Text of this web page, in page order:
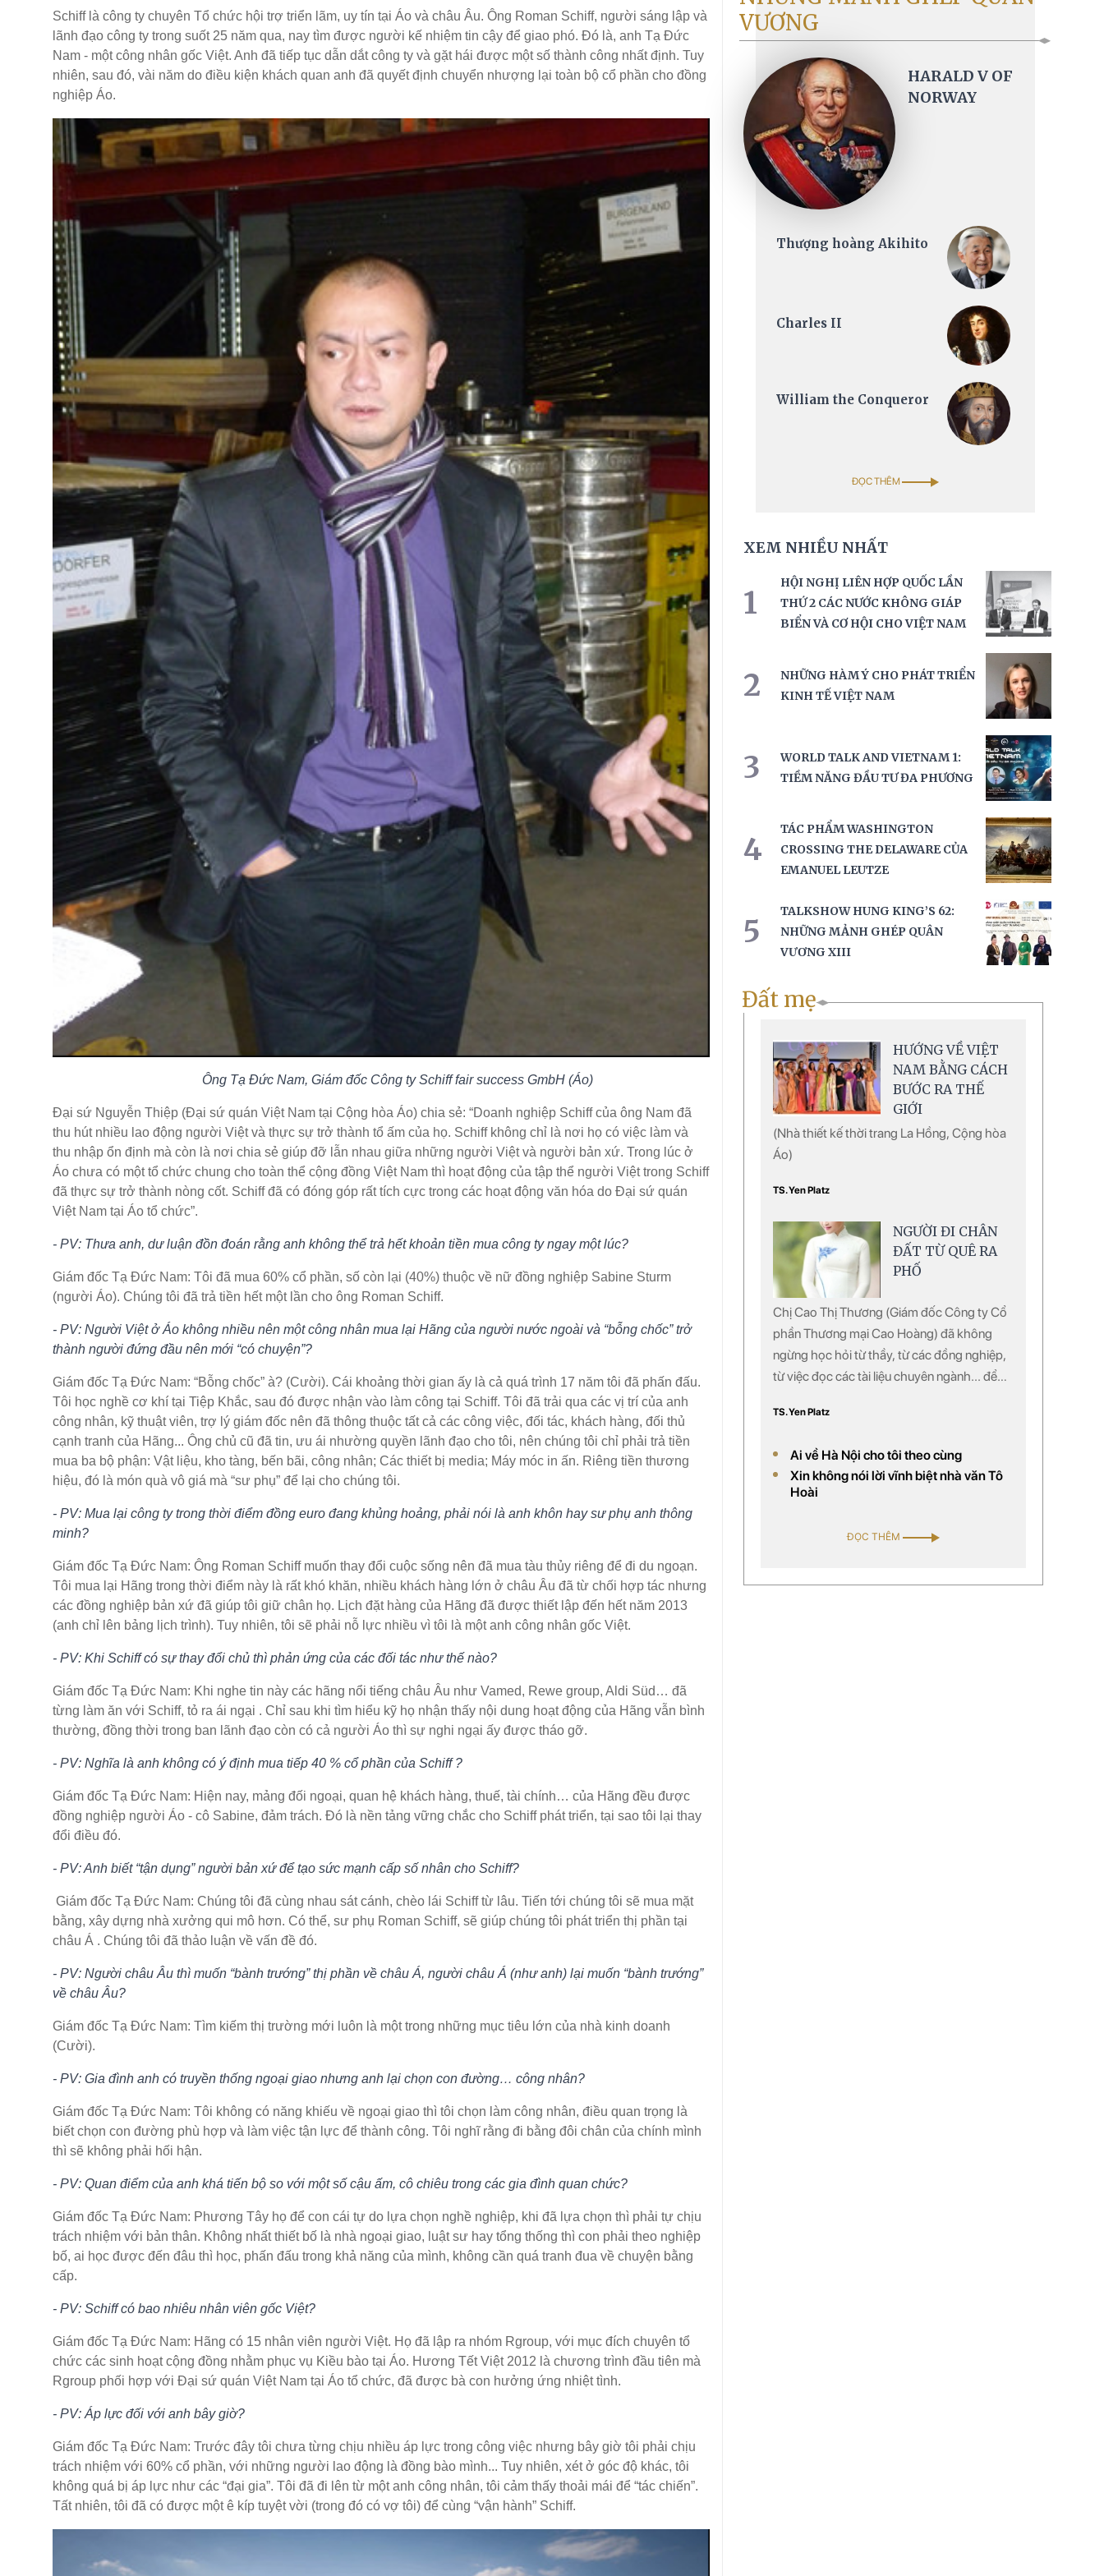
Schiff là công ty chuyên Tổ chức hội trợ triển lãm, uy tín tại Áo và châu Âu. Ông Roman Schiff, người sáng lập và
lãnh đạo công ty trong suốt 25 năm qua, nay tìm được người kế nhiệm tin cậy để giao phó. Đó là, anh Tạ Đức
Nam - một công nhân gốc Việt. Anh đã tiếp tục dẫn dắt công ty và gặt hái được một số thành công nhất định. Tuy
nhiên, sau đó, vài năm do điều kiện khách quan anh đã quyết định chuyển nhượng lại toàn bộ cổ phần cho đồng
nghiệp Áo.
Ông Tạ Đức Nam, Giám đốc Công ty Schiff fair success GmbH (Áo)
Đại sứ Nguyễn Thiệp (Đại sứ quán Việt Nam tại Cộng hòa Áo) chia sẻ: “Doanh nghiệp Schiff của ông Nam đã
thu hút nhiều lao động người Việt và thực sự trở thành tổ ấm của họ. Schiff không chỉ là nơi họ có việc làm và
thu nhập ổn định mà còn là nơi chia sẻ giúp đỡ lẫn nhau giữa những người Việt và người bản xứ. Trong lúc ở
Áo chưa có một tổ chức chung cho toàn thể cộng đồng Việt Nam thì hoạt động của tập thể người Việt trong Schiff
đã thực sự trở thành nòng cốt. Schiff đã có đóng góp rất tích cực trong các hoạt động văn hóa do Đại sứ quán
Việt Nam tại Áo tổ chức”.
- PV: Thưa anh, dư luận đồn đoán rằng anh không thể trả hết khoản tiền mua công ty ngay một lúc?
Giám đốc Tạ Đức Nam: Tôi đã mua 60% cổ phần, số còn lại (40%) thuộc về nữ đồng nghiệp Sabine Sturm
(người Áo). Chúng tôi đã trả tiền hết một lần cho ông Roman Schiff.
- PV: Người Việt ở Áo không nhiều nên một công nhân mua lại Hãng của người nước ngoài và “bỗng chốc” trở
thành người đứng đầu nên mới “có chuyện”?
Giám đốc Tạ Đức Nam: “Bỗng chốc” à? (Cười). Cái khoảng thời gian ấy là cả quá trình 17 năm tôi đã phấn đấu.
Tôi học nghề cơ khí tại Tiệp Khắc, sau đó được nhận vào làm công tại Schiff. Tôi đã trải qua các vị trí của anh
công nhân, kỹ thuật viên, trợ lý giám đốc nên đã thông thuộc tất cả các công việc, đối tác, khách hàng, đối thủ
cạnh tranh của Hãng... Ông chủ cũ đã tin, ưu ái nhường quyền lãnh đạo cho tôi, nên chúng tôi chỉ phải trả tiền
mua ba bộ phận: Vật liệu, kho tàng, bến bãi, công nhân; Các thiết bị media; Máy móc in ấn. Riêng tiền thương
hiệu, đó là món quà vô giá mà “sư phụ” để lại cho chúng tôi.
- PV: Mua lại công ty trong thời điểm đồng euro đang khủng hoảng, phải nói là anh khôn hay sư phụ anh thông
minh?
Giám đốc Tạ Đức Nam: Ông Roman Schiff muốn thay đổi cuộc sống nên đã mua tàu thủy riêng để đi du ngoạn.
Tôi mua lại Hãng trong thời điểm này là rất khó khăn, nhiều khách hàng lớn ở châu Âu đã từ chối hợp tác nhưng
các đồng nghiệp bản xứ đã giúp tôi giữ chân họ. Lịch đặt hàng của Hãng đã được thiết lập đến hết năm 2013
(anh chỉ lên bảng lịch trình). Tuy nhiên, tôi sẽ phải nỗ lực nhiều vì tôi là một anh công nhân gốc Việt.
- PV: Khi Schiff có sự thay đổi chủ thì phản ứng của các đối tác như thế nào?
Giám đốc Tạ Đức Nam: Khi nghe tin này các hãng nổi tiếng châu Âu như Vamed, Rewe group, Aldi Süd… đã
từng làm ăn với Schiff, tỏ ra ái ngại . Chỉ sau khi tìm hiểu kỹ họ nhận thấy nội dung hoạt động của Hãng vẫn bình
thường, đồng thời trong ban lãnh đạo còn có cả người Áo thì sự nghi ngại ấy được tháo gỡ.
- PV: Nghĩa là anh không có ý định mua tiếp 40 % cổ phần của Schiff ?
Giám đốc Tạ Đức Nam: Hiện nay, mảng đối ngoại, quan hệ khách hàng, thuế, tài chính… của Hãng đều được
đồng nghiệp người Áo - cô Sabine, đảm trách. Đó là nền tảng vững chắc cho Schiff phát triển, tại sao tôi lại thay
đổi điều đó.
- PV: Anh biết “tận dụng” người bản xứ để tạo sức mạnh cấp số nhân cho Schiff?
Giám đốc Tạ Đức Nam: Chúng tôi đã cùng nhau sát cánh, chèo lái Schiff từ lâu. Tiến tới chúng tôi sẽ mua mặt
bằng, xây dựng nhà xưởng qui mô hơn. Có thể, sư phụ Roman Schiff, sẽ giúp chúng tôi phát triển thị phần tại
châu Á . Chúng tôi đã thảo luận về vấn đề đó.
- PV: Người châu Âu thì muốn “bành trướng” thị phần về châu Á, người châu Á (như anh) lại muốn “bành trướng”
về châu Âu?
Giám đốc Tạ Đức Nam: Tìm kiếm thị trường mới luôn là một trong những mục tiêu lớn của nhà kinh doanh
(Cười).
- PV: Gia đình anh có truyền thống ngoại giao nhưng anh lại chọn con đường… công nhân?
Giám đốc Tạ Đức Nam: Tôi không có năng khiếu về ngoại giao thì tôi chọn làm công nhân, điều quan trọng là
biết chọn con đường phù hợp và làm việc tận lực để thành công. Tôi nghĩ rằng đi bằng đôi chân của chính mình
thì sẽ không phải hối hận.
- PV: Quan điểm của anh khá tiến bộ so với một số cậu ấm, cô chiêu trong các gia đình quan chức?
Giám đốc Tạ Đức Nam: Phương Tây họ để con cái tự do lựa chọn nghề nghiệp, khi đã lựa chọn thì phải tự chịu
trách nhiệm với bản thân. Không nhất thiết bố là nhà ngoại giao, luật sư hay tổng thống thì con phải theo nghiệp
bố, ai học được đến đâu thì học, phấn đấu trong khả năng của mình, không cần quá tranh đua về chuyện bằng
cấp.
- PV: Schiff có bao nhiêu nhân viên gốc Việt?
Giám đốc Tạ Đức Nam: Hãng có 15 nhân viên người Việt. Họ đã lập ra nhóm Rgroup, với mục đích chuyên tổ
chức các sinh hoạt cộng đồng nhằm phục vụ Kiều bào tại Áo. Hương Tết Việt 2012 là chương trình đầu tiên mà
Rgroup phối hợp với Đại sứ quán Việt Nam tại Áo tổ chức, đã được bà con hưởng ứng nhiệt tình.
- PV: Áp lực đối với anh bây giờ?
Giám đốc Tạ Đức Nam: Trước đây tôi chưa từng chịu nhiều áp lực trong công việc nhưng bây giờ tôi phải chịu
trách nhiệm với 60% cổ phần, với những người lao động là đồng bào mình... Tuy nhiên, xét ở góc độ khác, tôi
không quá bị áp lực như các “đại gia”. Tôi đã đi lên từ một anh công nhân, tôi cảm thấy thoải mái để “tác chiến”.
Tất nhiên, tôi đã có được một ê kíp tuyệt vời (trong đó có vợ tôi) để cùng “vận hành” Schiff.
VƯƠNG
HARALD V OF
NORWAY
Thượng hoàng Akihito
Charles II
William the Conqueror
ĐỌC THÊM
XEM NHIỀU NHẤT
1
HỘI NGHỊ LIÊN HỢP QUỐC LẦN
THỨ 2 CÁC NƯỚC KHÔNG GIÁP
BIỂN VÀ CƠ HỘI CHO VIỆT NAM
2
NHỮNG HÀM Ý CHO PHÁT TRIỂN
KINH TẾ VIỆT NAM
3
WORLD TALK AND VIETNAM 1:
TIỀM NĂNG ĐẦU TƯ ĐA PHƯƠNG
4
TÁC PHẨM WASHINGTON
CROSSING THE DELAWARE CỦA
EMANUEL LEUTZE
5
TALKSHOW HUNG KING’S 62:
NHỮNG MẢNH GHÉP QUÂN
VƯƠNG XIII
Đất mẹ
HƯỚNG VỀ VIỆT
NAM BẰNG CÁCH
BƯỚC RA THẾ
GIỚI
(Nhà thiết kế thời trang La Hồng, Cộng hòa
Áo)
TS. Yen Platz
NGƯỜI ĐI CHÂN
ĐẤT TỪ QUÊ RA
PHỐ
Chị Cao Thị Thương (Giám đốc Công ty Cổ
phần Thương mại Cao Hoàng) đã không
ngừng học hỏi từ thầy, từ các đồng nghiệp,
từ việc đọc các tài liệu chuyên ngành... để
dược phẩm làm đẹp từ thảo mộc. Chị đã
và đang được đưa vào sử dụng rộng rãi ở
hàng chục spa (thuộc hệ thống của công ty)
phẩm thảo dược của Mỹ tại Việt Nam.
TS. Yen Platz
Ai về Hà Nội cho tôi theo cùng
Xin không nói lời vĩnh biệt nhà văn Tô
Hoài
ĐỌC THÊM